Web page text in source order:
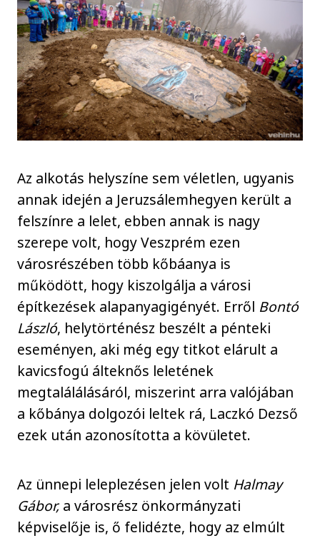
Az alkotás helyszíne sem véletlen, ugyanis
annak idején a Jeruzsálemhegyen került a
felszínre a lelet, ebben annak is nagy
szerepe volt, hogy Veszprém ezen
városrészében több kőbáanya is
működött, hogy kiszolgálja a városi
építkezések alapanyagigényét. Erről Bontó
László, helytörténész beszélt a pénteki
eseményen, aki még egy titkot elárult a
kavicsfogú álteknős leletének
megtalálálásáról, miszerint arra valójában
a kőbánya dolgozói leltek rá, Laczkó Dezső
ezek után azonosította a kövületet.
Az ünnepi leleplezésen jelen volt Halmay
Gábor, a városrész önkormányzati
képviselője is, ő felidézte, hogy az elmúlt